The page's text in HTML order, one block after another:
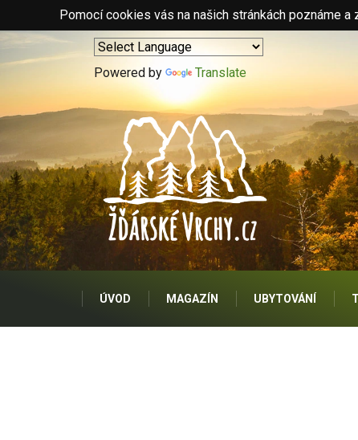
Pomocí cookies vás na našich stránkách poznáme
Powered by Translate
ÚVOD MAGAZÍN UBYTOVÁNÍ